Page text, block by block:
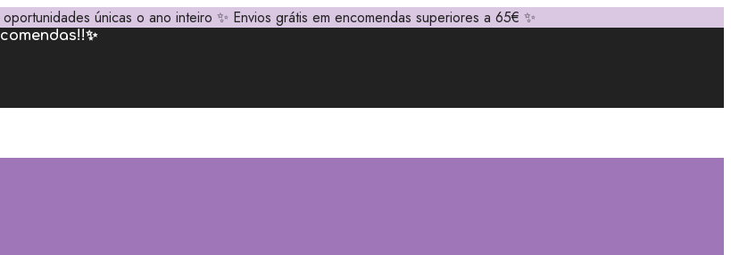
únicas o ano inteiro ✨ Envios grátis em encomendas superiores a 65€ ✨